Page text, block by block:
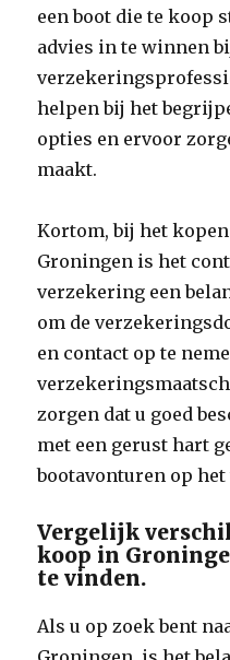
een boot die te koop
advies in te winnen
helpen bij het
opties en ervoor
maakt.
Kortom, bij het
Groningen is het
verzekering een
om de
en contact op te
zorgen dat u goed
met een gerust hart
bootavonturen op het
Vergelijk
koop in
te vinden.
Als u op zoek bent